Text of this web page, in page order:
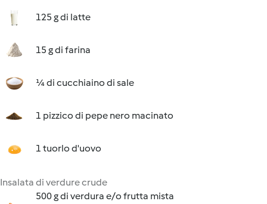
125 g di latte
15 g di farina
¼ di cucchiaino di sale
1 pizzico di pepe nero macinato
1 tuorlo d'uovo
Insalata di verdure crude
500 g di verdura e/o frutta mista